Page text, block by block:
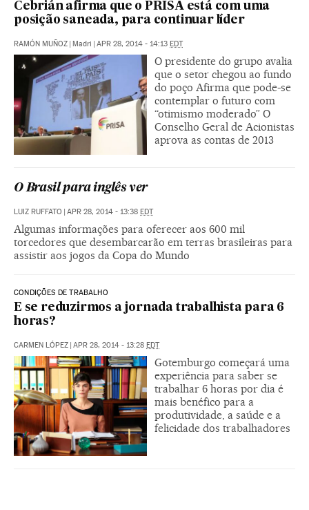
Cebrián afirma que o PRISA está com uma
posição saneada, para continuar líder
RAMÓN MUÑOZ | Madri | APR 28, 2014 - 14:13 EDT
O presidente do grupo avalia
que o setor chegou ao fundo
do poço Afirma que pode-se
contemplar o futuro com
“otimismo moderado” O
Conselho Geral de Acionistas
aprova as contas de 2013
O Brasil para inglês ver
LUIZ RUFFATO | APR 28, 2014 - 13:38 EDT
Algumas informações para oferecer aos 600 mil
torcedores que desembarcarão em terras brasileiras para
assistir aos jogos da Copa do Mundo
CONDIÇÕES DE TRABALHO
E se reduzirmos a jornada trabalhista para 6
horas?
CARMEN LÓPEZ | APR 28, 2014 - 13:28 EDT
Gotemburgo começará uma
experiência para saber se
trabalhar 6 horas por dia é
mais benéfico para a
produtividade, a saúde e a
felicidade dos trabalhadores